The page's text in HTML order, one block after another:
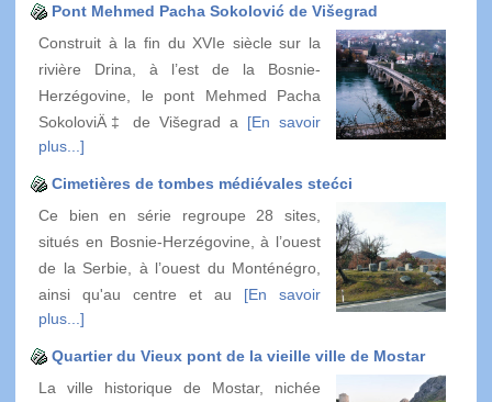
Pont Mehmed Pacha Sokolović de Višegrad
Construit à la fin du XVIe siècle sur la
rivière Drina, à l’est de la Bosnie-
Herzégovine, le pont Mehmed Pacha
SokoloviÄ‡ de Višegrad a [En savoir
plus...]
Cimetières de tombes médiévales stećci
Ce bien en série regroupe 28 sites,
situés en Bosnie-Herzégovine, à l’ouest
de la Serbie, à l’ouest du Monténégro,
ainsi qu'au centre et au [En savoir
plus...]
Quartier du Vieux pont de la vieille ville de Mostar
La ville historique de Mostar, nichée